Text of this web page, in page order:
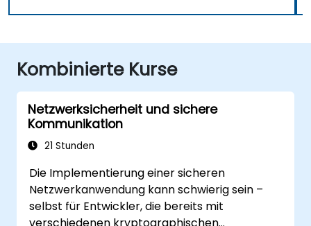
Kombinierte Kurse
Netzwerksicherheit und sichere
Kommunikation
21 Stunden
Die Implementierung einer sicheren
Netzwerkanwendung kann schwierig sein –
selbst für Entwickler, die bereits mit
verschiedenen kryptographischen